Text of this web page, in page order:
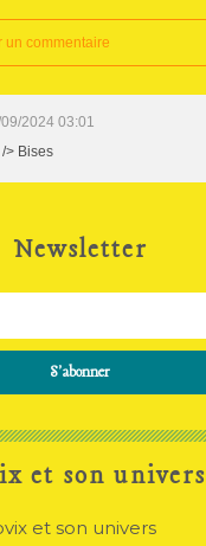
un commentaire
2024 03:01
> Bises
Newsletter
et son univers